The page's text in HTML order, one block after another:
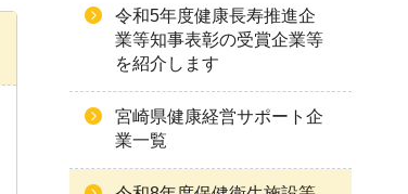
令和5年度健康長寿推進企
業等知事表彰の受賞企業等
を紹介します
宮崎県健康経営サポート企
業一覧